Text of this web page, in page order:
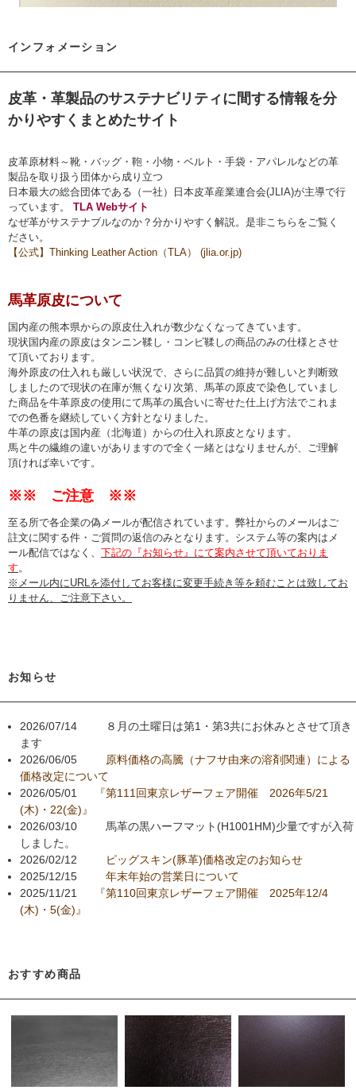
インフォメーション
皮革・革製品のサステナビリティに間する情報を分
かりやすくまとめたサイト
皮革原材料～靴・バッグ・鞄・小物・ベルト・手袋・アパレルなどの革
製品を取り扱う団体から成り立つ
日本最大の総合団体である（一社）日本皮革産業連合会(JLIA)が主導で行
っています。 TLA Webサイト
なぜ革がサステナブルなのか？分かりやすく解説。是非こちらをご覧く
ださい。
【公式】Thinking Leather Action（TLA） (jlia.or.jp)
馬革原皮について
国内産の熊本県からの原皮仕入れが数少なくなってきています。
現状国内産の原皮はタンニン鞣し・コンビ鞣しの商品のみの仕様とさせ
て頂いております。
海外原皮の仕入れも厳しい状況で、さらに品質の維持が難しいと判断致
しましたので現状の在庫が無くなり次第、馬革の原皮で染色していまし
た商品を牛革原皮の使用にて馬革の風合いに寄せた仕上げ方法でこれま
での色番を継続していく方針となりました。
牛革の原皮は国内産（北海道）からの仕入れ原皮となります。
馬と牛の繊維の違いがありますので全く一緒とはなりませんが、ご理解
頂ければ幸いです。
※※ ご注意 ※※
至る所で各企業の偽メールが配信されています。弊社からのメールはご
註文に関する件・ご質問の返信のみとなります。システム等の案内はメ
ール配信ではなく、 下記の『お知らせ』にて案内させて頂いておりま
す。
※メール内にURLを添付してお客様に変更手続き等を頼むことは致してお
りません、ご注意下さい。
お知らせ
2026/07/14 ８月の土曜日は第1・第3共にお休みとさせて頂き
ます
2026/06/05
原料価格の高騰（ナフサ由来の溶剤関連）による
価格改定について
2026/05/01
『第111回東京レザーフェア開催 2026年5/21
(木)・22(金)』
2026/03/10 馬革の黒ハーフマット(H1001HM)少量ですが入荷
しました。
2026/02/12
ピッグスキン(豚革)価格改定のお知らせ
2025/12/15
年末年始の営業日について
2025/11/21
『第110回東京レザーフェア開催 2025年12/4
(木)・5(金)』
おすすめ商品